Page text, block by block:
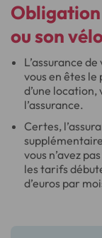
ou son
L’assurance
vous en êtes
d’une location,
l’assurance.
Certes,
vous n’avez
les tarifs
d’euros par